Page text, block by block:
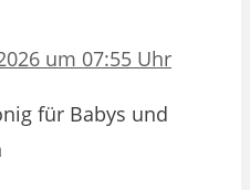
um 07:55 Uhr
für Babys und